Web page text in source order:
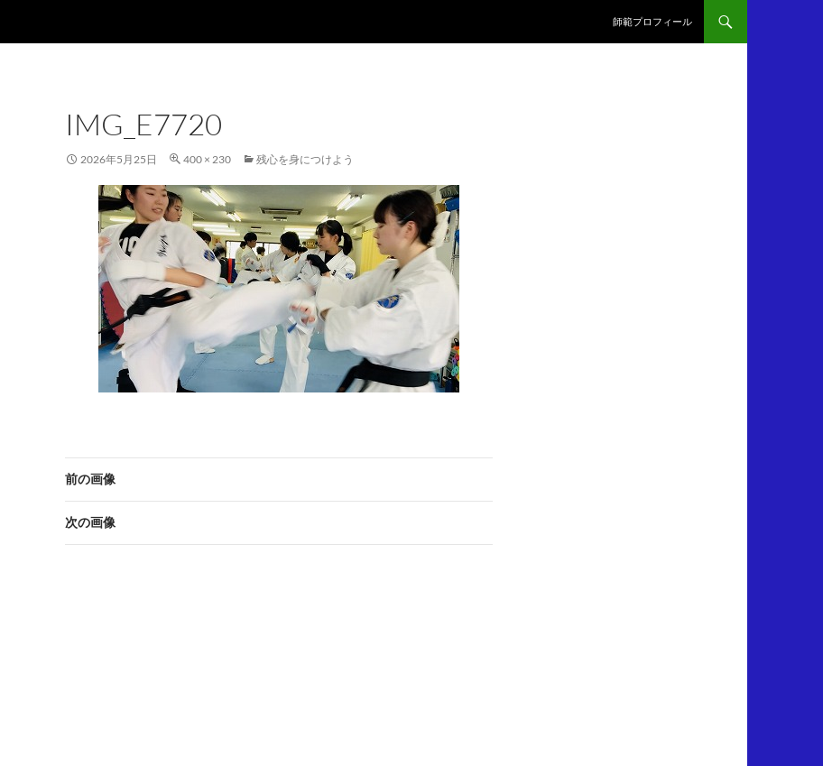
師範プロフィール
IMG_E7720
2026年5月25日 400 × 230 残心を身につけよう
前の画像
次の画像